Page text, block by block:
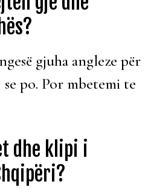
gjuha angleze për
po. Por mbetemi te
dhe klipi i